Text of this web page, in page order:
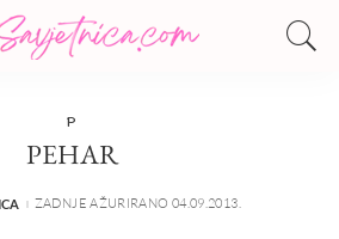
P
PEHAR
ZADNJE AŽURIRANO 04.09.2013.